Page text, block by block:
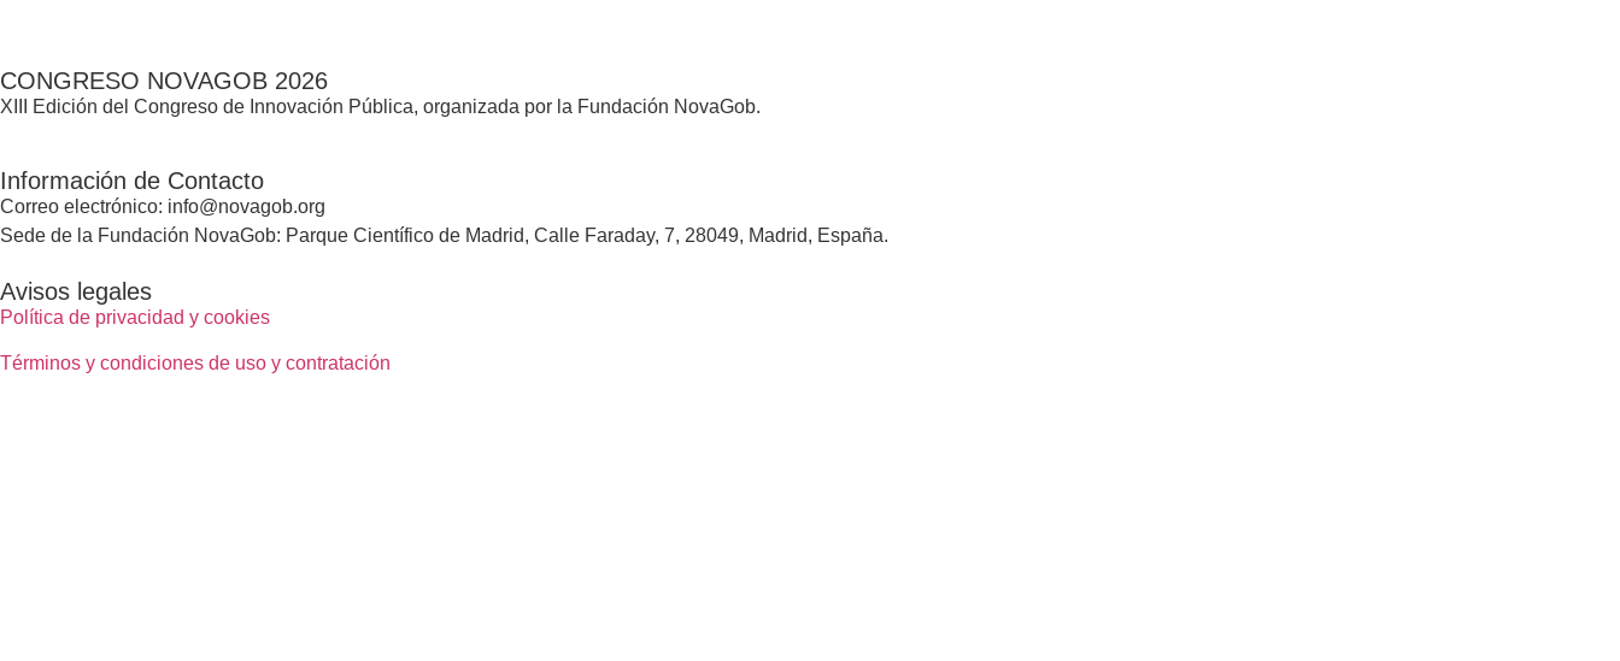
CONGRESO NOVAGOB 2026
XIII Edición del Congreso de Innovación Pública, organizada por la Fundación NovaGob.
Información de Contacto
Correo electrónico: info@novagob.org
Sede de la Fundación NovaGob: Parque Científico de Madrid, Calle Faraday, 7, 28049, Madrid, España.
Avisos legales
Política de privacidad y cookies
Términos y condiciones de uso y contratación